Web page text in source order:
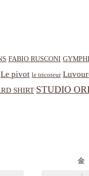
FABIO RUSCONI
Le pivot le tricoteur
SHIRT STUDIO
金